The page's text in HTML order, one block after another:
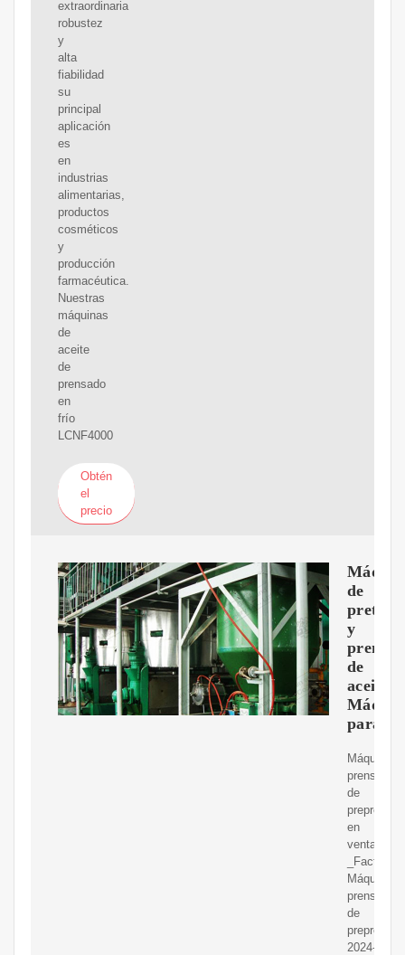
extraordinaria
robustez
y
alta
fiabilidad
su
principal
aplicación
es
en
industrias
alimentarias,
productos
cosméticos
y
producción
farmacéutica.
Nuestras
máquinas
de
aceite
de
prensado
en
frío
LCNF4000
Obtén
el
precio
de
y
de
aceite
para
Máquina
de
en
venta
_Factory.
Máquina
de
2024-